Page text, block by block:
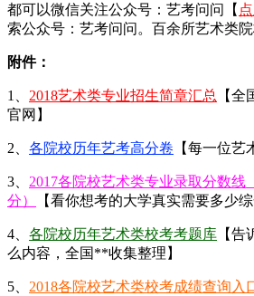
都可以微信关注公众号：艺考问问【
索公众号：艺考问问。百余所艺术类院
附件：
1、 2018艺术类专业招生简章汇总
【
官网】
2、 各院校历年艺考高分卷 【每一位艺
3、 2017各院校艺术类专业录取分数线
分）
【看你想考的大学真实需要多少综
4、 各院校历年艺术类校考考题库 【
么内容，全国**收集整理】
5、 2018各院校艺术类校考成绩查询入